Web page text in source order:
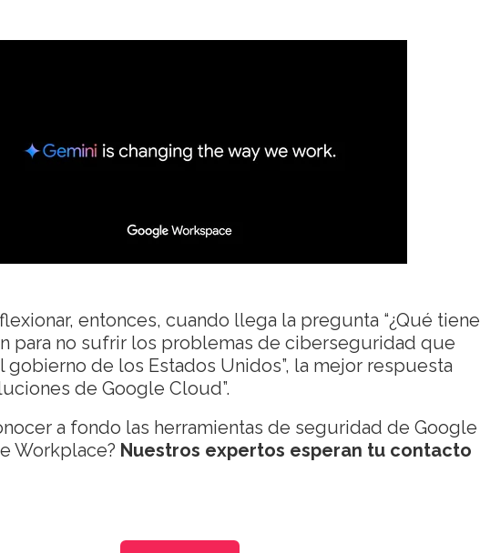
entonces, cuando llega la pregunta “¿Qué tiene
para no sufrir los problemas de ciberseguridad que
gobierno de los Estados Unidos”, la mejor respuesta
de Google Cloud”.
a fondo las herramientas de seguridad de Google
Workplace? Nuestros expertos esperan tu contacto